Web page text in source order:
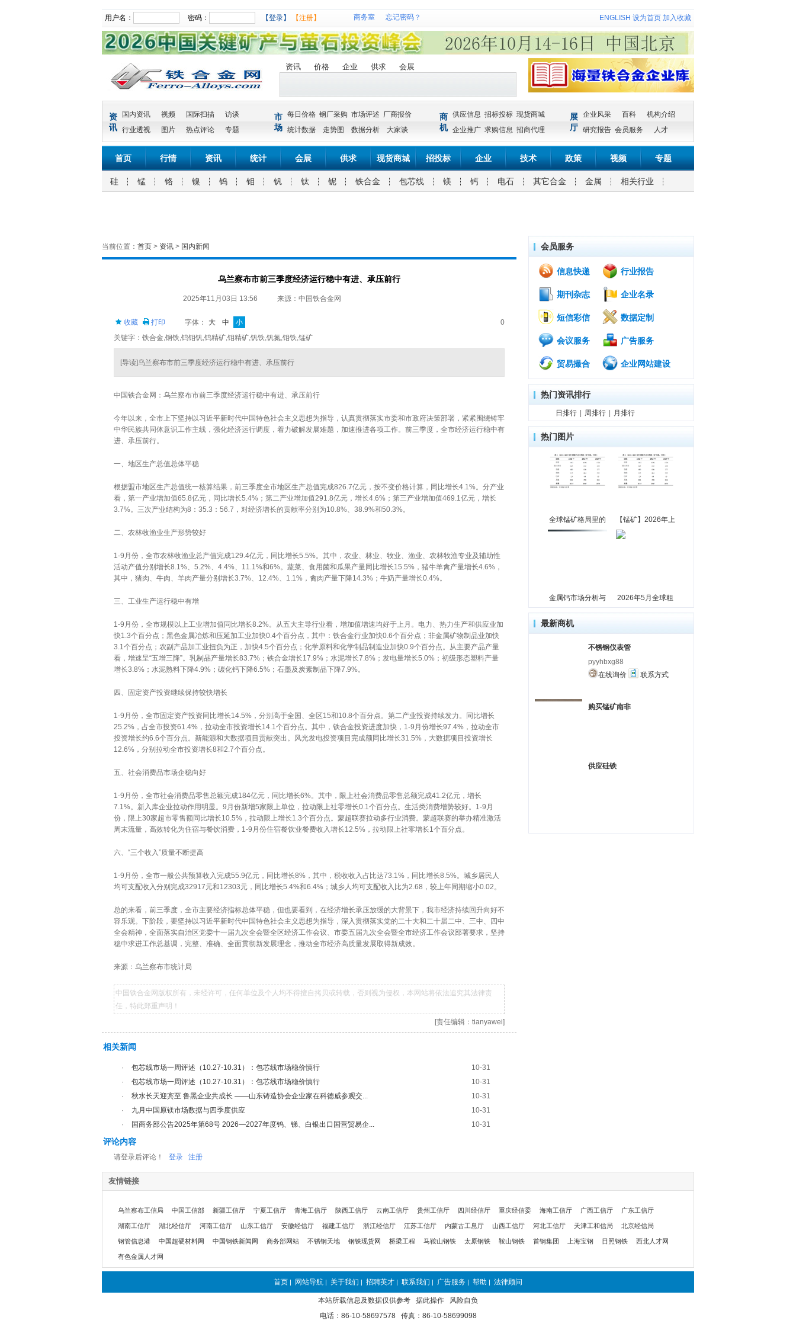
用户名： 密码： 【登录】 【注册】 商务室 忘记密码？ ENGLISH 设为首页 加入收藏
资讯 价格 企业 供求 会展
资
讯
国内资讯 视频 国际扫描
访谈
行业透视
图片 热点评论 专题
市
场
每日价格 钢厂采购 市场评述 厂商报价
统计数据
走势图 数据分析 大家谈
商
机
供应信息 招标投标 现货商城
企业推广 求购信息 招商代理
展
厅
企业风采 百科
机构介绍
研究报告 会员服务 人才
首页 行情 资讯 统计 会展 供求 现货商城 招投标 企业 技术 政策 视频 专题
硅 锰 铬 镍 钨 钼 钒 钛 铌 铁合金 包芯线 镁 钙 电石 其它合金 金属 相关行业
当前位置： 首页 > 资讯 > 国内新闻
乌兰察布市前三季度经济运行稳中有进、承压前行
2025年11月03日 13:56 来源：中国铁合金网
收藏 打印 字体： 大 中 小
0
关键字：铁合金,钢铁,钨钼钒,钨精矿,钼精矿,钒铁,钒氮,钼铁,锰矿
[导读]乌兰察布市前三季度经济运行稳中有进、承压前行
中国铁合金网：乌兰察布市前三季度经济运行稳中有进、承压前行
今年以来，全市上下坚持以习近平新时代中国特色社会主义思想为指导，认真贯彻落实市委和市政府决策部署，紧紧围绕铸牢
中华民族共同体意识工作主线，强化经济运行调度，着力破解发展难题，加速推进各项工作。前三季度，全市经济运行稳中有
进、承压前行。
一、地区生产总值总体平稳
根据盟市地区生产总值统一核算结果，前三季度全市地区生产总值完成826.7亿元，按不变价格计算，同比增长4.1%。分产业
看，第一产业增加值65.8亿元，同比增长5.4%；第二产业增加值291.8亿元，增长4.6%；第三产业增加值469.1亿元，增长
3.7%。三次产业结构为8：35.3：56.7，对经济增长的贡献率分别为10.8%、38.9%和50.3%。
二、农林牧渔业生产形势较好
1-9月份，全市农林牧渔业总产值完成129.4亿元，同比增长5.5%。其中，农业、林业、牧业、渔业、农林牧渔专业及辅助性
活动产值分别增长8.1%、5.2%、4.4%、11.1%和6%。蔬菜、食用菌和瓜果产量同比增长15.5%，猪牛羊禽产量增长4.6%，
其中，猪肉、牛肉、羊肉产量分别增长3.7%、12.4%、1.1%，禽肉产量下降14.3%；牛奶产量增长0.4%。
三、工业生产运行稳中有增
1-9月份，全市规模以上工业增加值同比增长8.2%。从五大主导行业看，增加值增速均好于上月。电力、热力生产和供应业加
快1.3个百分点；黑色金属冶炼和压延加工业加快0.4个百分点，其中：铁合金行业加快0.6个百分点；非金属矿物制品业加快
3.1个百分点；农副产品加工业扭负为正，加快4.5个百分点；化学原料和化学制品制造业加快0.9个百分点。从主要产品产量
看，增速呈“五增三降”。乳制品产量增长83.7%；铁合金增长17.9%；水泥增长7.8%；发电量增长5.0%；初级形态塑料产量
增长3.8%；水泥熟料下降4.9%；碳化钙下降6.5%；石墨及炭素制品下降7.9%。
四、固定资产投资继续保持较快增长
1-9月份，全市固定资产投资同比增长14.5%，分别高于全国、全区15和10.8个百分点。第二产业投资持续发力。同比增长
25.2%，占全市投资61.4%，拉动全市投资增长14.1个百分点。其中，铁合金投资进度加快，1-9月份增长97.4%，拉动全市
投资增长约6.6个百分点。新能源和大数据项目贡献突出。风光发电投资项目完成额同比增长31.5%，大数据项目投资增长
12.6%，分别拉动全市投资增长8和2.7个百分点。
五、社会消费品市场企稳向好
1-9月份，全市社会消费品零售总额完成184亿元，同比增长6%。其中，限上社会消费品零售总额完成41.2亿元，增长
7.1%。新入库企业拉动作用明显。9月份新增5家限上单位，拉动限上社零增长0.1个百分点。生活类消费增势较好。1-9月
份，限上30家超市零售额同比增长10.5%，拉动限上增长1.3个百分点。蒙超联赛拉动多行业消费。蒙超联赛的举办精准激活
周末流量，高效转化为住宿与餐饮消费，1-9月份住宿餐饮业餐费收入增长12.5%，拉动限上社零增长1个百分点。
六、“三个收入”质量不断提高
1-9月份，全市一般公共预算收入完成55.9亿元，同比增长8%，其中，税收收入占比达73.1%，同比增长8.5%。城乡居民人
均可支配收入分别完成32917元和12303元，同比增长5.4%和6.4%；城乡人均可支配收入比为2.68，较上年同期缩小0.02。
总的来看，前三季度，全市主要经济指标总体平稳，但也要看到，在经济增长承压放缓的大背景下，我市经济持续回升向好不
容乐观。下阶段，要坚持以习近平新时代中国特色社会主义思想为指导，深入贯彻落实党的二十大和二十届二中、三中、四中
全会精神，全面落实自治区党委十一届九次全会暨全区经济工作会议、市委五届九次全会暨全市经济工作会议部署要求，坚持
稳中求进工作总基调，完整、准确、全面贯彻新发展理念，推动全市经济高质量发展取得新成效。
来源：乌兰察布市统计局
中国铁合金网版权所有，未经许可，任何单位及个人均不得擅自拷贝或转载，否则视为侵权，本网站将依法追究其法律责
任，特此郑重声明！
[责任编辑：tianyawei]
相关新闻
· 包芯线市场一周评述（10.27-10.31）：包芯线市场稳价慎行
10-31
·
包芯线市场一周评述（10.27-10.31）：包芯线市场稳价慎行
10-31
·
秋水长天迎宾至 鲁黑企业共成长 ——山东铸造协会企业家在科德威参观交...
10-31
·
九月中国原镁市场数据与四季度供应
10-31
·
国商务部公告2025年第68号 2026—2027年度钨、锑、白银出口国营贸易企... 10-31
评论内容
请登录后评论！ 登录 注册
会员服务
信息快递 行业报告
期刊杂志 企业名录
短信彩信 数据定制
会议服务 广告服务
贸易撮合 企业网站建设
热门资讯排行
日排行 周排行 月排行
热门图片
全球锰矿格局里的 【锰矿】2026年上
金属钙市场分析与 2026年5月全球粗
最新商机
不锈钢仪表管
pyyhbxg88
在线询价
联系方式
购买锰矿南非
供应硅铁
友情链接
乌兰察布工信局 中国工信部 新疆工信厅 宁夏工信厅 青海工信厅 陕西工信厅 云南工信厅 贵州工信厅 四川经信厅 重庆经信委 海南工信厅 广西工信厅 广东工信厅
湖南工信厅 湖北经信厅 河南工信厅 山东工信厅 安徽经信厅 福建工信厅 浙江经信厅 江苏工信厅 内蒙古工息厅 山西工信厅 河北工信厅 天津工和信局 北京经信局
钢管信息港 中国超硬材料网 中国钢铁新闻网 商务部网站 不锈钢天地 钢铁现货网 桥梁工程 马鞍山钢铁 太原钢铁 鞍山钢铁 首钢集团 上海宝钢 日照钢铁 西北人才网
有色金属人才网
首页 | 网站导航 | 关于我们 | 招聘英才 | 联系我们 | 广告服务 | 帮助 | 法律顾问
本站所载信息及数据仅供参考 据此操作 风险自负
电话：86-10-58697578 传真：86-10-58699098